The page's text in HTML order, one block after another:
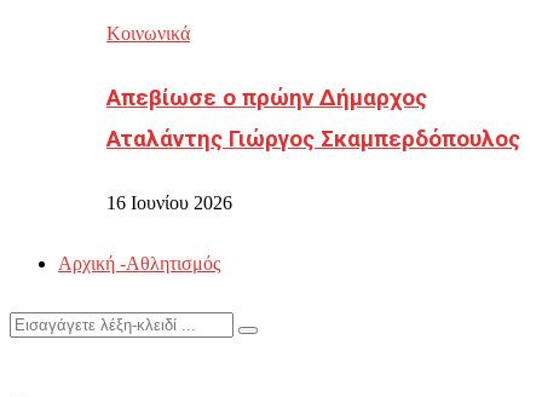
Κοινωνικά
Απεβίωσε ο πρώην Δήμαρχος
Αταλάντης Γιώργος Σκαμπερδόπουλος
16 Ιουνίου 2026
Αρχική -Αθλητισμός
Search
Search